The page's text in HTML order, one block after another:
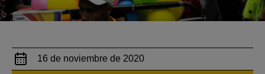
16 de noviembre de 2020